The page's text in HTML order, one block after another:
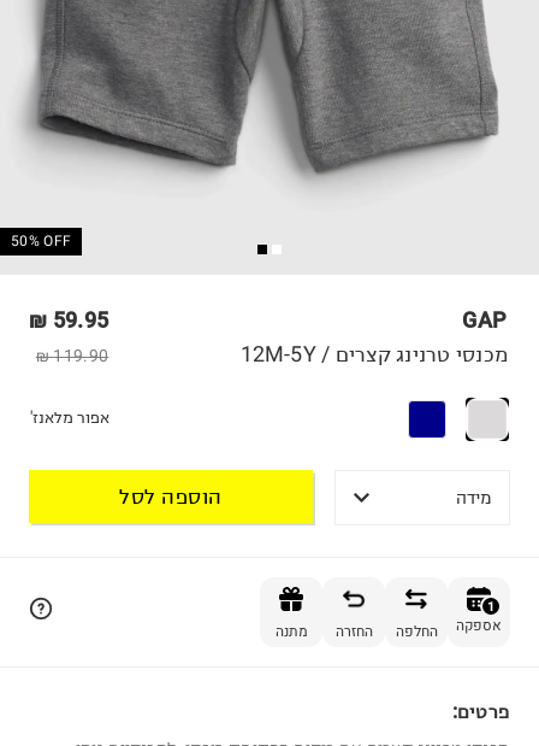
50% OFF
GAP
59.95 ₪
119.90 ₪ מכנסי טרנינג קצרים / 12M-5Y
אפור מלאנז'
מידה הוספה לסל
1
אספקה החלפה החזרה מתנה
פרטים: